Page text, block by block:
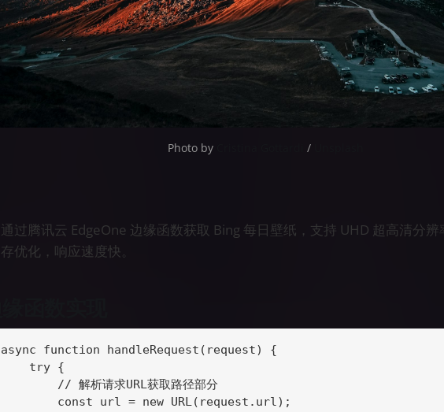
Photo by /
通过腾讯云 EdgeOne 边缘函数获取 Bing 每日壁纸，支持 UHD 超高清分
存优化，响应速度快。
async function handleRequest(request) {
    try {
        // 解析请求URL获取路径部分
        const url = new URL(request.url);